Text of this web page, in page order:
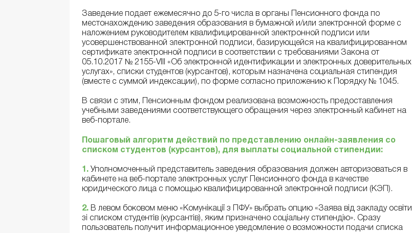
Заведение подает ежемесячно до 5-го числа в органы Пенсионного фонда по
местонахождению заведения образования в бумажной и/или электронной форме с
наложением руководителем квалифицированной электронной подписи или
усовершенствованной электронной подписи, базирующейся на квалифицированном
сертификате электронной подписи в соответствии с требованиями Закона от
05.10.2017 № 2155-VIII «Об электронной идентификации и электронных доверительных
услугах», списки студентов (курсантов), которым назначена социальная стипендия
(вместе с суммой индексации), по форме согласно приложению к Порядку № 1045.
В связи с этим, Пенсионным фондом реализована возможность предоставления
учебными заведениями соответствующего обращения через электронный кабинет на
веб-портале.
Пошаговый алгоритм действий по представлению онлайн-заявления со
списком студентов (курсантов), для выплаты социальной стипендии:
1. Уполномоченный представитель заведения образования должен авторизоваться в
кабинете на веб-портале электронных услуг Пенсионного фонда в качестве
юридического лица с помощью квалифицированной электронной подписи (КЭП).
2. В левом боковом меню «Комунікації з ПФУ» выбрать опцию «Заява від закладу освіти
зі списком студентів (курсантів), яким призначено соціальну стипендію». Сразу
пользователь получит информационное уведомление о возможности подачи списка